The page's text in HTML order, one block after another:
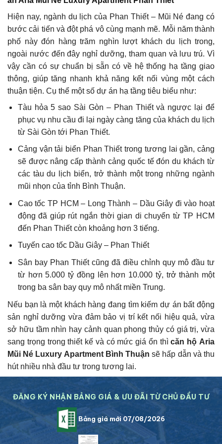
Hiện nay, ngành du lịch của Phan Thiết – Mũi Né đang có
bước cải tiến và đột phá vô cùng mạnh mẽ. Mỗi năm thành
phố này đón hàng trăm nghìn lượt khách du lịch trong,
ngoài nước đến đây nghỉ dưỡng, tham quan và lưu trú. Vì
vậy cần có sự chuẩn bị sẵn có về hệ thống hạ tầng giao
thông, giúp tăng nhanh khả năng kết nối vùng một cách
thuận tiện. Cụ thể một số dự án hạ tầng tiêu biểu như:
Tàu hỏa 5 sao Sài Gòn – Phan Thiết và ngược lại để
phục vụ nhu cầu đi lại ngày càng tăng của khách du lịch
từ Sài Gòn tới Phan Thiết.
Cảng vận tải biển Phan Thiết trong tương lai gần, cảng
sẽ được nâng cấp thành cảng quốc tế đón du khách từ
các tàu du lịch biển, trở thành một trong những ngành
mũi nhọn của tỉnh Bình Thuận.
Cao tốc TP HCM – Long Thành – Dầu Giây đi vào hoạt
động đã giúp rút ngắn thời gian di chuyển từ TP HCM
đến Phan Thiết còn khoảng hơn 3 tiếng.
Tuyến cao tốc Dầu Giây – Phan Thiết
Sân bay Phan Thiết cũng đã điều chỉnh quy mô đầu tư
từ hơn 5.000 tỷ đồng lên hơn 10.000 tỷ, trở thành một
trong ba sân bay quy mô nhất miền Trung.
Nếu bạn là một khách hàng đang tìm kiếm dự án bất động
sản nghỉ dưỡng vừa đảm bảo vị trí kết nối hiệu quả, vừa
sở hữu tầm nhìn hay cảnh quan phong thủy có giá trị, vừa
sang trọng trong thiết kế và có mức giá ổn thìcăn hộ Aria
Mũi Né Luxury Apartment Bình Thuận sẽ hấp dẫn và thu
hút nhiều nhà đầu tư trong tương lai.
ĐĂNG KÝ NHẬN BẢNG GIÁ & ƯU ĐÃI TỪ CHỦ ĐẦU TƯ
Bảng giá mới 07/08/2026